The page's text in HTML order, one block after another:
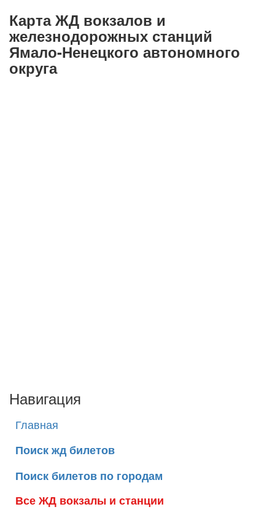
Карта ЖД вокзалов и
железнодорожных станций
Ямало-Ненецкого автономного
округа
Навигация
Главная
Поиск жд билетов
Поиск билетов по городам
Все ЖД вокзалы и станции